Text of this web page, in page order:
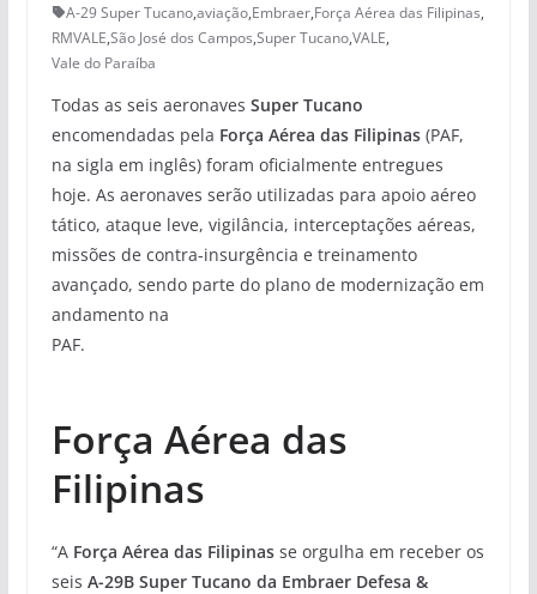
A-29 Super Tucano,aviação,Embraer,Força Aérea das Filipinas,
RMVALE,São José dos Campos,Super Tucano,VALE,
Vale do Paraíba
Todas as seis aeronaves Super Tucano
encomendadas pela Força Aérea das Filipinas(PAF,
na sigla em inglês) foram oficialmente entregues
hoje. As aeronaves serão utilizadas para apoio aéreo
tático, ataque leve, vigilância, interceptações aéreas,
missões de contra-insurgência e treinamento
avançado, sendo parte do plano de modernização em
andamento na
PAF.
Força Aérea das
Filipinas
“AForça Aérea das Filipinasse orgulha em receber os
seis A-29B Super Tucano da Embraer Defesa &